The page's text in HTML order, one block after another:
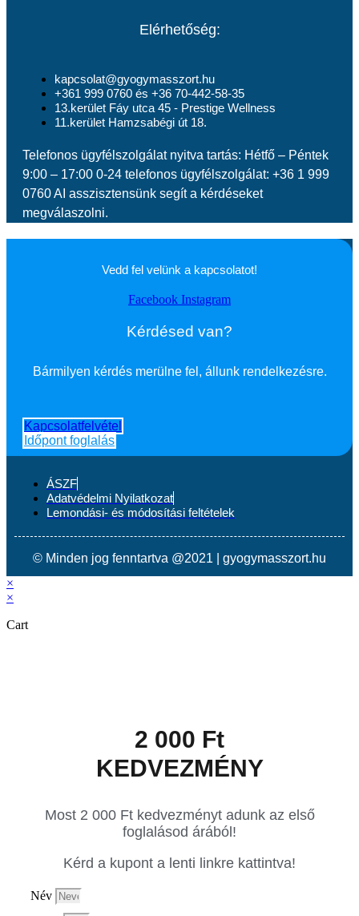
Elérhetőség:
kapcsolat@gyogymasszort.hu
+361 999 0760 és +36 70-442-58-35
13.kerület Fáy utca 45 - Prestige Wellness
11.kerület Hamzsabégi út 18.
Telefonos ügyfélszolgálat nyitva tartás: Hétfő – Péntek
9:00 – 17:00 0-24 telefonos ügyfélszolgálat: +36 1 999
0760 AI asszisztensünk segít a kérdéseket
megválaszolni.
Vedd fel velünk a kapcsolatot!
Facebook Instagram
Kérdésed van?
Bármilyen kérdés merülne fel, állunk rendelkezésre.
Kapcsolatfelvétel
Időpont foglalás
ÁSZF
Adatvédelmi Nyilatkozat
Lemondási- és módosítási feltételek
© Minden jog fenntartva @2021 | gyogymasszort.hu
×
×
Cart
2 000 Ft
KEDVEZMÉNY
Most 2 000 Ft kedvezményt adunk az első
foglalásod árából!
Kérd a kupont a lenti linkre kattintva!
Név